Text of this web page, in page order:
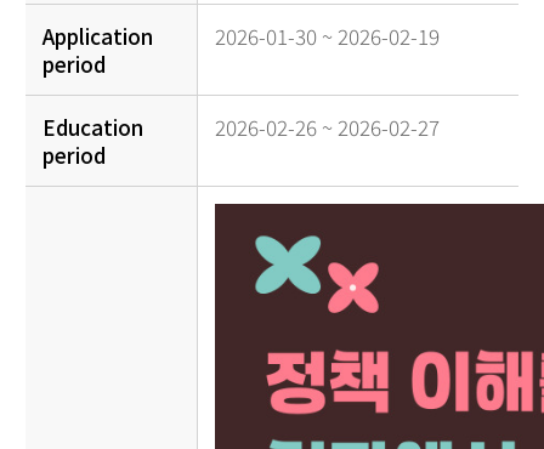
Application
period
2026-01-30 ~ 2026-02-19
Education
period
2026-02-26 ~ 2026-02-27